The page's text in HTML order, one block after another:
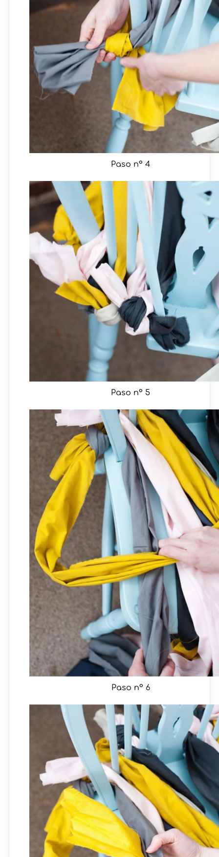
Paso nº 4
Paso nº 5
Paso nº 6